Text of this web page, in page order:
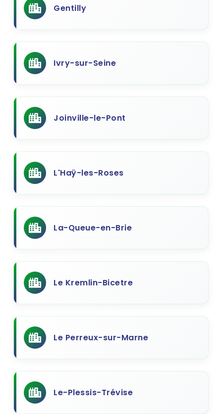
Gentilly
Ivry-sur-Seine
Joinville-le-Pont
L'Haÿ-les-Roses
La-Queue-en-Brie
Le Kremlin-Bicetre
Le Perreux-sur-Marne
Le-Plessis-Trévise